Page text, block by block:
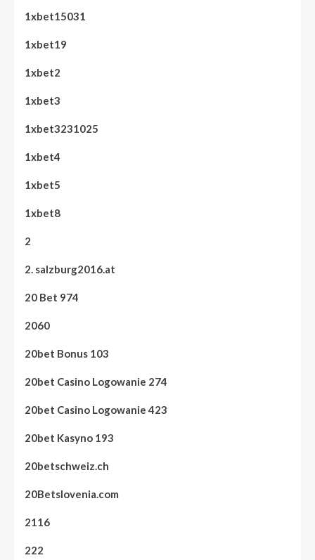
1xbet15031
1xbet19
1xbet2
1xbet3
1xbet3231025
1xbet4
1xbet5
1xbet8
2
2. salzburg2016.at
20 Bet 974
2060
20bet Bonus 103
20bet Casino Logowanie 274
20bet Casino Logowanie 423
20bet Kasyno 193
20betschweiz.ch
20Betslovenia.com
2116
222